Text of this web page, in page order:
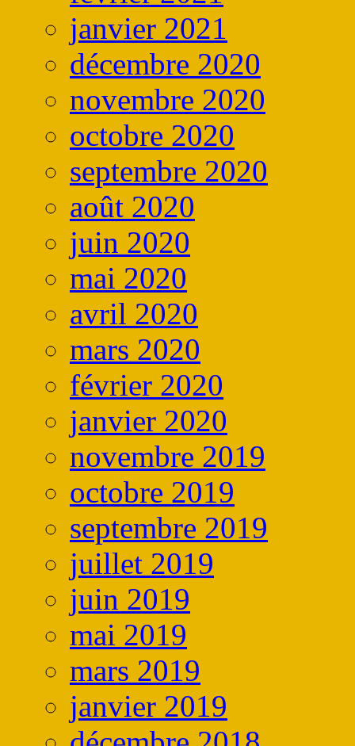
janvier 2021
décembre 2020
novembre 2020
octobre 2020
septembre 2020
août 2020
juin 2020
mai 2020
avril 2020
mars 2020
février 2020
janvier 2020
novembre 2019
octobre 2019
septembre 2019
juillet 2019
juin 2019
mai 2019
mars 2019
janvier 2019